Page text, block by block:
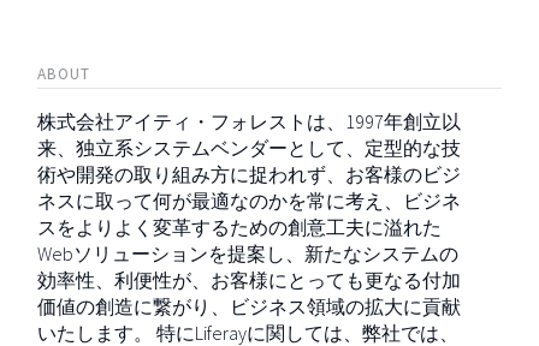
ABOUT
株式会社アイティ・フォレストは、1997年創立以
来、独立系システムベンダーとして、定型的な技
術や開発の取り組み方に捉われず、お客様のビジ
ネスに取って何が最適なのかを常に考え、ビジネ
スをよりよく変革するための創意工夫に溢れた
Webソリューションを提案し、新たなシステムの
効率性、利便性が、お客様にとっても更なる付加
価値の創造に繋がり、ビジネス領域の拡大に貢献
いたします。 特にLiferayに関しては、弊社では、